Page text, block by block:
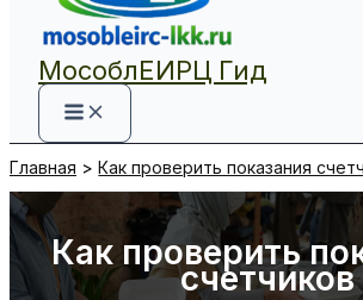
МособлЕИРЦ Гид
Главная Как проверить показания
Как проверить
счетчиков